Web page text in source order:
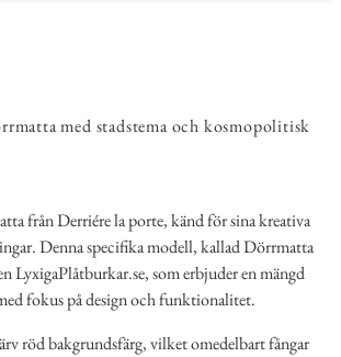
med stadstema och kosmopolitisk
från Derriére la porte, känd för sina kreativa
Denna specifika modell, kallad Dörrmatta
LyxigaPlåtburkar.se, som erbjuder en mängd
fokus på design och funktionalitet.
röd bakgrundsfärg, vilket omedelbart fångar